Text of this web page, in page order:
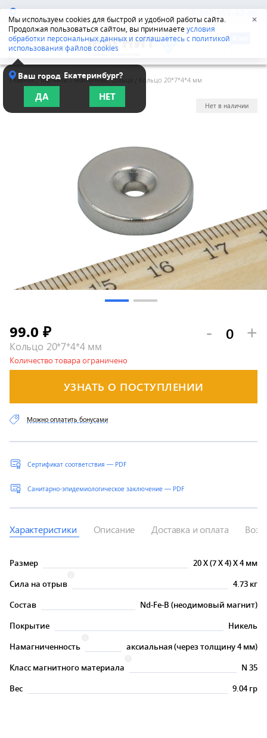
Мы используем cookies для быстрой и удобной работы сайта.
Продолжая пользоваться сайтом, вы принимаетеусловия
обработки персональных данных и соглашаетесь с политикой
использования файлов cookies
✕
Иркутск 8-800-555-42-96
Ваш город Екатеринбург?
ДА НЕТ
Главная /Магниты/Магнитные кольца Кольцо 20*7*4*4 мм
Нет в наличии
Кольцо 20*7*4*4 мм
99.0 ₽ - +
УЗНАТЬ О ПОСТУПЛЕНИИ
Количество товара ограничено
Сертификат соответствия — PDF
Санитарно-эпидемиологическое заключение — PDF
Можно оплатить бонусами
Характеристики Описание Доставка и оплата
Размер 20X(7X4)X4 мм
Сила на отрыв
4.73 кг
Состав
Nd-Fe-B (неодимовый магнит)
Покрытие
Никель
Намагниченность
аксиальная (через толщину 4 мм)
Класс магнитного материала
N 35
Вес
9.04 гр